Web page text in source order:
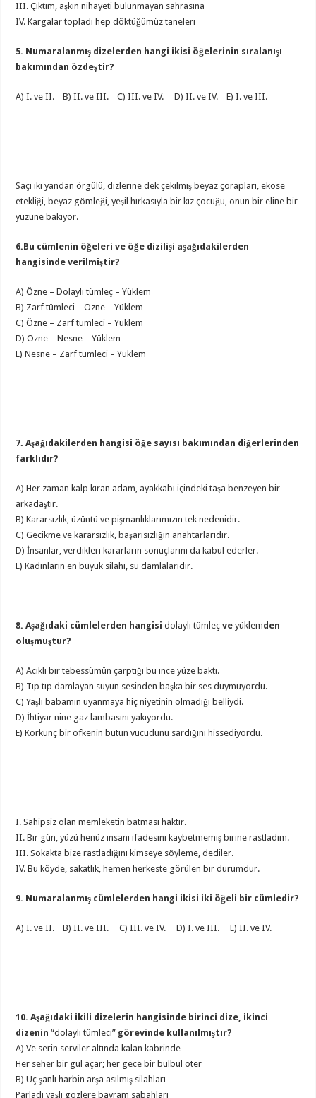
III. Çıktım, aşkın nihayeti bulunmayan sahrasına
IV. Kargalar topladı hep döktüğümüz taneleri
5. Numaralanmış dizelerden hangi ikisi öğelerinin sıralanışı
bakımından özdeştir?
A) I. ve II. B) II. ve III. C) III. ve IV. D) II. ve IV. E) I. ve III.
Saçı iki yandan örgülü, dizlerine dek çekilmiş beyaz çorapları, ekose
etekliği, beyaz gömleği, yeşil hırkasıyla bir kız çocuğu, onun bir eline bir
yüzüne bakıyor.
6.Bu cümlenin öğeleri ve öğe dizilişi aşağıdakilerden
hangisinde verilmiştir?
A) Özne – Dolaylı tümleç – Yüklem
B) Zarf tümleci – Özne – Yüklem
C) Özne – Zarf tümleci – Yüklem
D) Özne – Nesne – Yüklem
E) Nesne – Zarf tümleci – Yüklem
7. Aşağıdakilerden hangisi öğe sayısı bakımından diğerlerinden
farklıdır?
A) Her zaman kalp kıran adam, ayakkabı içindeki taşa benzeyen bir
arkadaştır.
B) Kararsızlık, üzüntü ve pişmanlıklarımızın tek nedenidir.
C) Gecikme ve kararsızlık, başarısızlığın anahtarlarıdır.
D) İnsanlar, verdikleri kararların sonuçlarını da kabul ederler.
E) Kadınların en büyük silahı, su damlalarıdır.
8. Aşağıdaki cümlelerden hangisidolaylı tümleçve yüklemden
oluşmuştur?
A) Acıklı bir tebessümün çarptığı bu ince yüze baktı.
B) Tıp tıp damlayan suyun sesinden başka bir ses duymuyordu.
C) Yaşlı babamın uyanmaya hiç niyetinin olmadığı belliydi.
D) İhtiyar nine gaz lambasını yakıyordu.
E) Korkunç bir öfkenin bütün vücudunu sardığını hissediyordu.
I. Sahipsiz olan memleketin batması haktır.
II. Bir gün, yüzü henüz insani ifadesini kaybetmemiş birine rastladım.
III. Sokakta bize rastladığını kimseye söyleme, dediler.
IV. Bu köyde, sakatlık, hemen herkeste görülen bir durumdur.
9. Numaralanmış cümlelerden hangi ikisi iki öğeli bir cümledir?
A) I. ve II. B) II. ve III. C) III. ve IV. D) I. ve III. E) II. ve IV.
10. Aşağıdaki ikili dizelerin hangisinde birinci dize, ikinci
dizenin“dolaylı tümleci” görevinde kullanılmıştır?
A) Ve serin serviler altında kalan kabrinde
Her seher bir gül açar; her gece bir bülbül öter
B) Üç şanlı harbin arşa asılmış silahları
Parladı yaşlı gözlere bayram sabahları